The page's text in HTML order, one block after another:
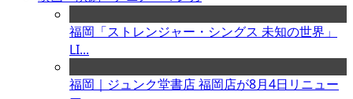
福岡「ストレンジャー・シングス 未知の世界」
LI...
福岡｜ジュンク堂書店 福岡店が8月4日リニュー